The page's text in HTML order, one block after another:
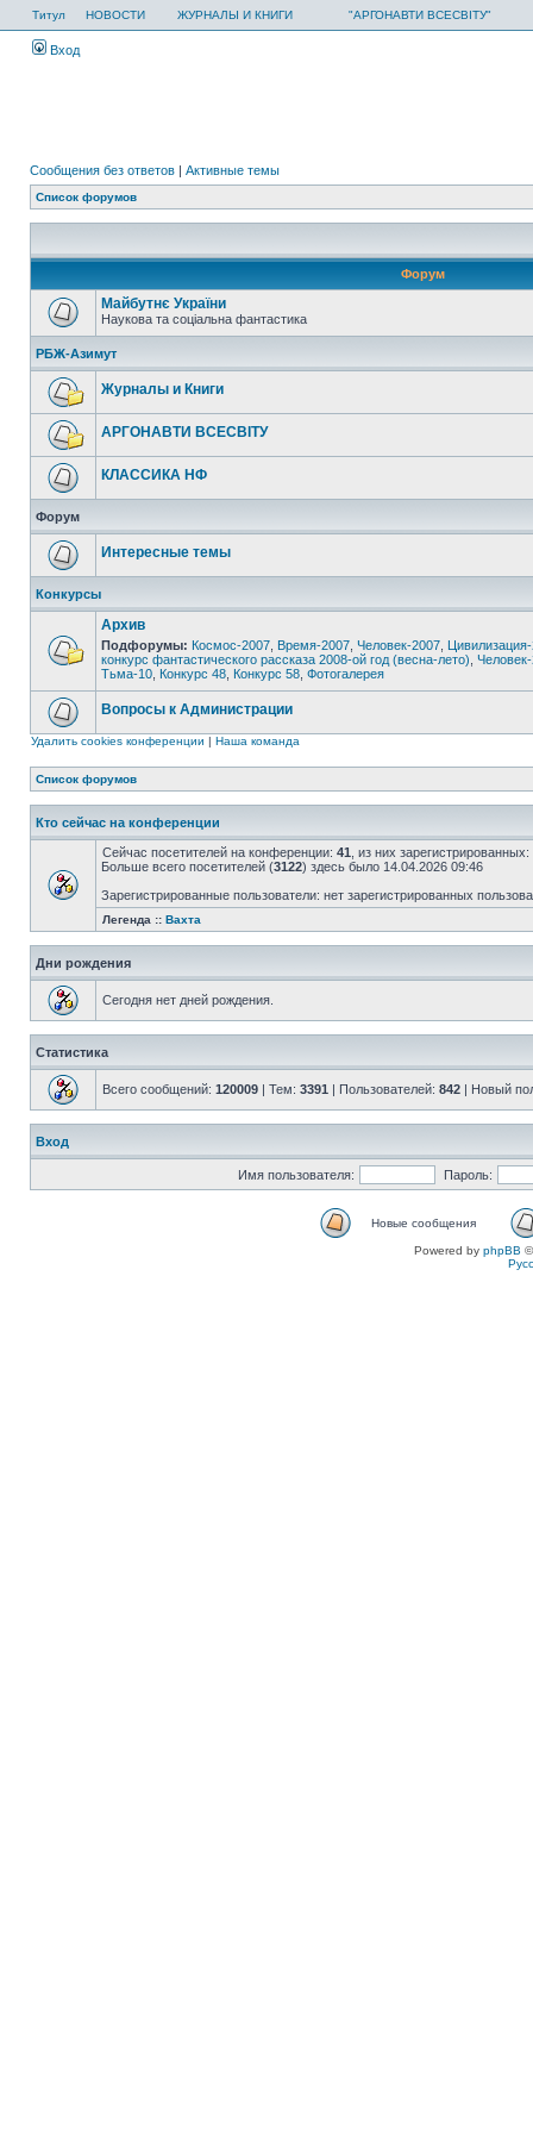
Титул НОВОСТИ ЖУРНАЛЫ И КНИГИ "АРГОНАВТИ ВСЕСВІТУ"
Вход
Сообщения без ответов | Активные темы
Список форумов
Форум
Майбутнє України
Наукова та соціальна фантастика
РБЖ-Азимут
Журналы и Книги
АРГОНАВТИ ВСЕСВIТУ
КЛАССИКА НФ
Форум
Интересные темы
Конкурсы
Архив
Подфорумы: Космос-2007 Время-2007 Человек-2007
конкурс фантастического рассказа 2008-ой год (весна-лето)
Тьма-10 Конкурс 48 Конкурс 58 Фотогалерея
Вопросы к Администрации
Удалить cookies конференции | Наша команда
Список форумов
Кто сейчас на конференции
Сейчас посетителей на конференции: 41 , из них
Больше всего посетителей (3122) здесь было 14.04.2026 09:46
Зарегистрированные пользователи: нет зарегистрированных
Легенда :: Вахта
Дни рождения
Сегодня нет дней рождения.
Статистика
Всего сообщений: 120009 | Тем: 3391 | Пользователей: 842 | Новый
Вход
Имя пользователя: Пароль:
Новые сообщения
Powered by phpBB